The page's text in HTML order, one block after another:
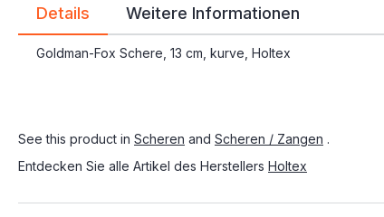
Details
Goldman-Fox Schere, 13 cm, kurve, Holtex
Weitere Informationen
See this product in Scheren and Scheren / Zangen .
Entdecken Sie alle Artikel des Herstellers Holtex